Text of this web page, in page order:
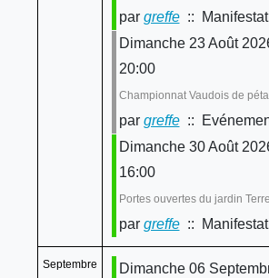
par greffe::
Dimanche 23 Août
20:00
Championnat Vaudois de
par greffe::
Dimanche 30 Août
16:00
Portes ouvertes du jardin
par greffe::
Septembre
Dimanche 06